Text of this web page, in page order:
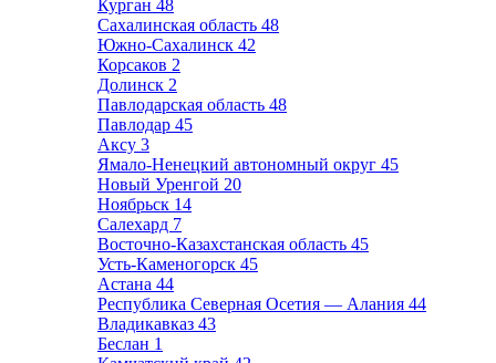
Курган 48
Сахалинская область 48
Южно-Сахалинск 42
Корсаков 2
Долинск 2
Павлодарская область 48
Павлодар 45
Аксу 3
Ямало-Ненецкий автономный округ 45
Новый Уренгой 20
Ноябрьск 14
Салехард 7
Восточно-Казахстанская область 45
Усть-Каменогорск 45
Астана 44
Республика Северная Осетия — Алания 44
Владикавказ 43
Беслан 1